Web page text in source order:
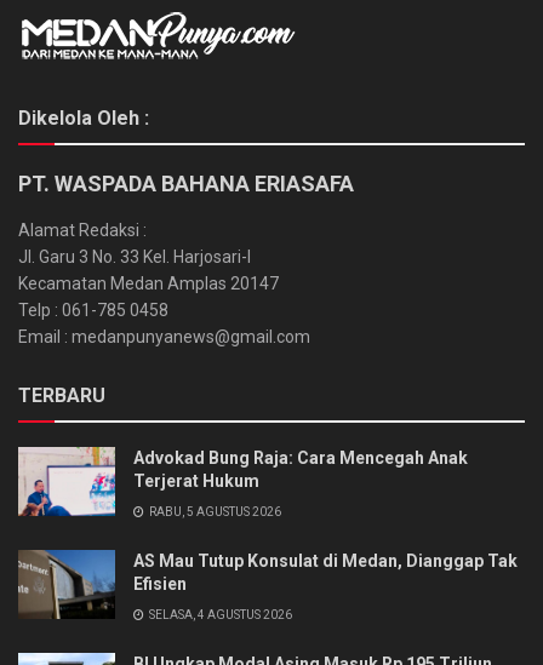
Dikelola Oleh :
PT. WASPADA BAHANA ERIASAFA
Alamat Redaksi :
Jl. Garu 3 No. 33 Kel. Harjosari-I
Kecamatan Medan Amplas 20147
Telp : 061-785 0458
Email : medanpunyanews@gmail.com
TERBARU
Advokad Bung Raja: Cara Mencegah Anak
Terjerat Hukum
RABU, 5 AGUSTUS 2026
AS Mau Tutup Konsulat di Medan, Dianggap Tak
Efisien
SELASA, 4 AGUSTUS 2026